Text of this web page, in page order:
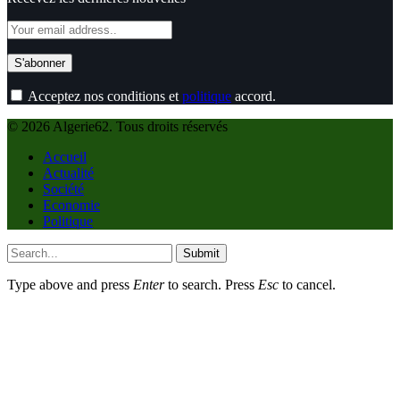
Acceptez nos conditions et politique accord.
© 2026 Algerie62. Tous droits réservés
Accueil
Actualité
Société
Economie
Politique
Submit
Type above and press Enterto search. Press Esc to cancel.